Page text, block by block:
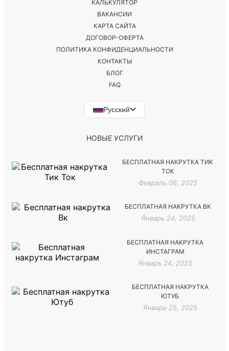
КАЛЬКУЛЯТОР
ВАКАНСИИ
КАРТА САЙТА
ДОГОВОР-ОФЕРТА
ПОЛИТИКА КОНФИДЕНЦИАЛЬНОСТИ
КОНТАКТЫ
БЛОГ
FAQ
Русский
НОВЫЕ УСЛУГИ
БЕСПЛАТНАЯ НАКРУТКА ТИК
ТОК
Февраль 06, 2025
БЕСПЛАТНАЯ НАКРУТКА ВК
Январь 24, 2025
БЕСПЛАТНАЯ НАКРУТКА
ИНСТАГРАМ
Январь 24, 2025
БЕСПЛАТНАЯ НАКРУТКА
ЮТУБ
Январь 25, 2025